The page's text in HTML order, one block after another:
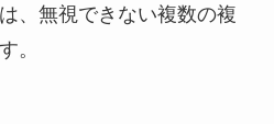
、無視できない複数の複
。